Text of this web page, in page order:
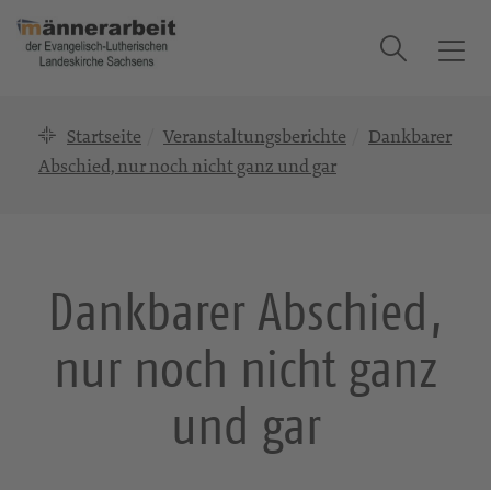
T
g
Suche
Startseite Veranstaltungsberichte
Dankbarer
Abschied, nur noch nicht ganz und gar
Dankbarer Abschied,
nur noch nicht ganz
und gar